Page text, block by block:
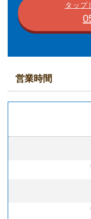
タップ
営業時間